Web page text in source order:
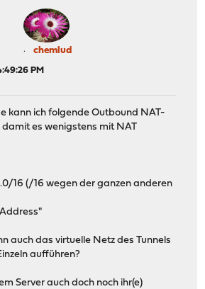
chemlud
PM
kann ich folgende Outbound NAT-
damit es wenigstens mit NAT
16 (/16 wegen der ganzen anderen
auch das virtuelle Netz des Tunnels
aufführen?
Server auch doch noch ihr(e)